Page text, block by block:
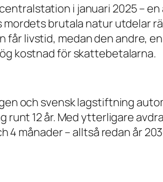
i januari 2025 –
mordets brutala natur utdelar
livstid, medan den andre,
kostnad för skattebetalarna.
och svensk lagstiftning
12 år. Med ytterligare
månader – alltså redan år